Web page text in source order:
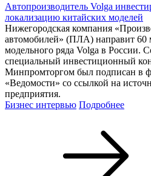
Автопроизводитель Volga
локализацию китайских моделей
Нижегородская компания
автомобилей» (ПЛА) направит 60
модельного ряда Volga в России.
специальный инвестиционный
Минпромторгом был подписан в
«Ведомости» со ссылкой на
предприятия.
Бизнес интервью Подробнее